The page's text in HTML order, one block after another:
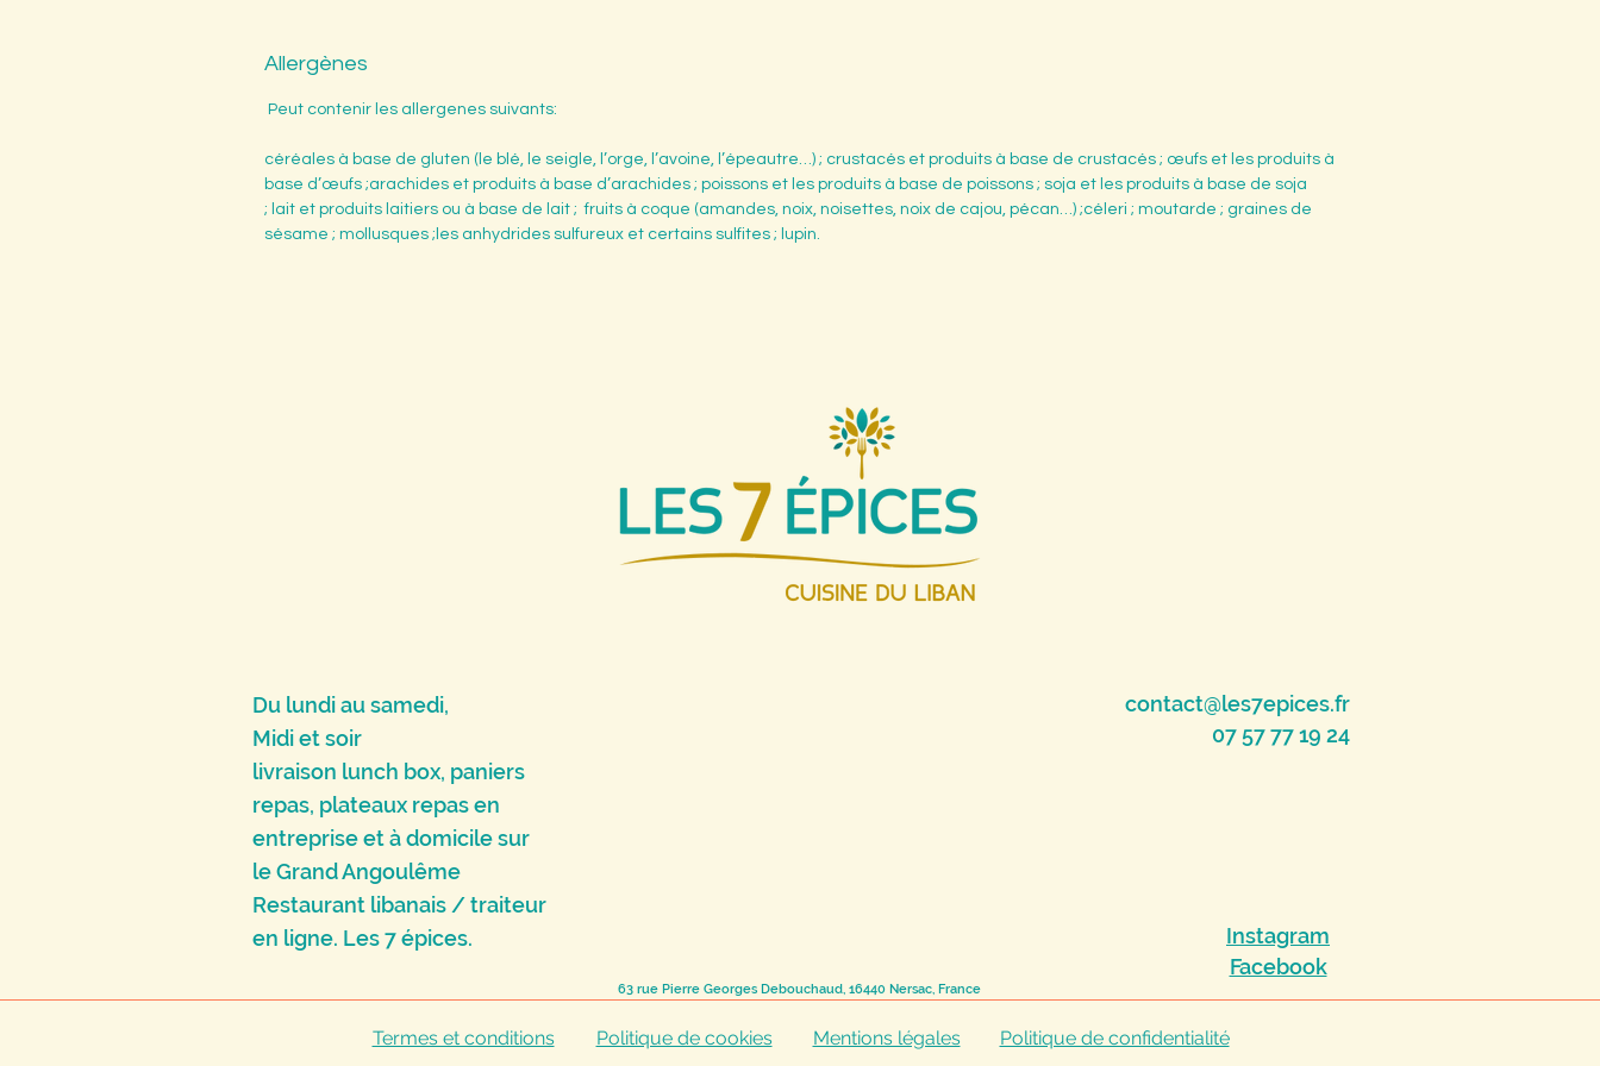
Allergènes
Peut contenir les allergenes suivants:
céréales à base de gluten (le blé, le seigle, l’orge, l’avoine, l’épeautre…) ; crustacés et produits à base de crustacés ; œufs et les produits à
base d’œufs ;arachides et produits à base d’arachides ; poissons et les produits à base de poissons ; soja et les produits à base de soja
; lait et produits laitiers ou à base de lait ; fruits à coque (amandes, noix, noisettes, noix de cajou, pécan…) ;céleri ; moutarde ; graines de
sésame ; mollusques ;les anhydrides sulfureux et certains sulfites ; lupin.
63 rue Pierre Georges Debouchaud, 16440 Nersac, France
Du lundi au samedi,
Midi et soir
livraison lunch box, paniers
repas, plateaux repas en
entreprise et à domicile sur
le Grand Angoulême
Restaurant libanais / traiteur
en ligne. Les 7 épices.
Instagram
Facebook
contact@les7epices.fr
07 57 77 19 24
Termes et conditions Politique de cookies Mentions légales Politique de confidentialité